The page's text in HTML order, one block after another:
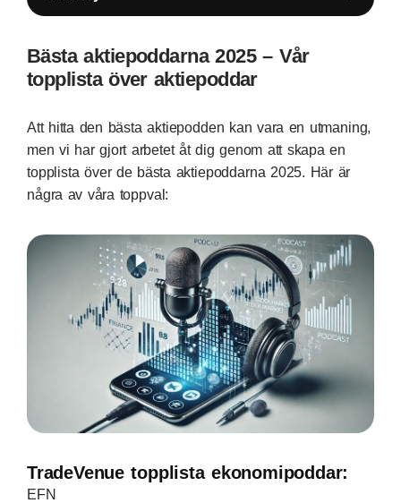
Bästa aktiepoddarna 2025 – Vår
topplista över aktiepoddar
Att hitta den bästa aktiepodden kan vara en utmaning,
men vi har gjort arbetet åt dig genom att skapa en
topplista över de bästa aktiepoddarna 2025. Här är
några av våra toppval:
TradeVenue topplista ekonomipoddar:
EFN